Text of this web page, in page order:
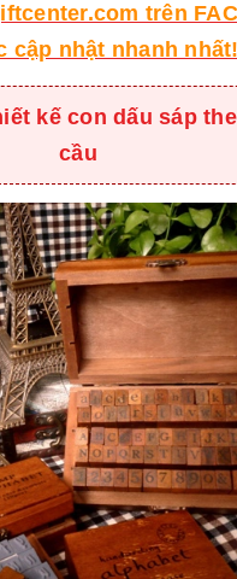
trên
cập nhật nhanh nhất!
kế con dấu sáp
cầu